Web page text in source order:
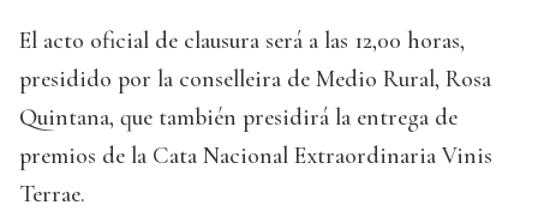
El acto oficial de clausura será a las 12,00 horas,
presidido por la conselleira de Medio Rural, Rosa
Quintana, que también presidirá la entrega de
premios de la Cata Nacional Extraordinaria Vinis
Terrae.